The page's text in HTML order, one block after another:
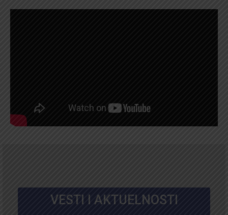
VESTI I AKTUELNOSTI